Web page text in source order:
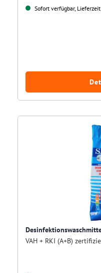
Sofort verfügbar,
VAH + RKI (A+B)